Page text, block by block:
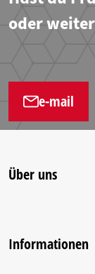
oder
e-mail
Über uns
Informationen